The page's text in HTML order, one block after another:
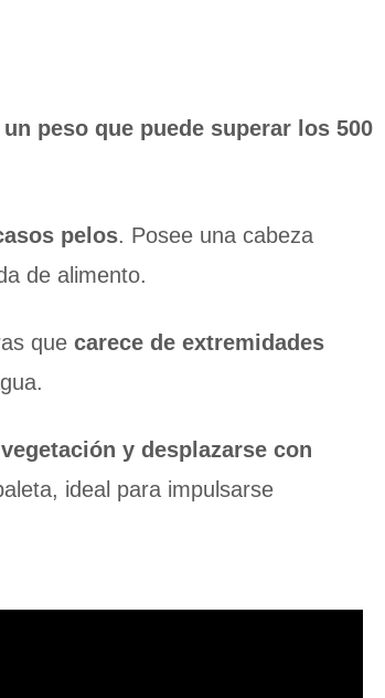
peso que puede superar los 500
pelos. Posee una cabeza
de alimento.
que carece de extremidades
y desplazarse con
ideal para impulsarse